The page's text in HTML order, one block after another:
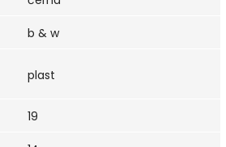
b & w
plast
19